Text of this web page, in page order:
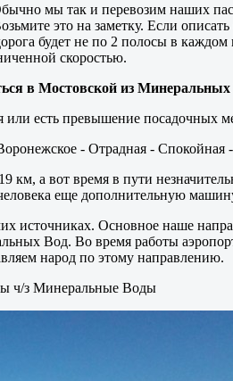
мы так и перевозим наших
это на заметку. Если
будет не по 2 полосы в
скоростью.
в Мостовской из
есть превышение посадочных
- Отрадная - Спокойная
км, а вот время в пути
еще дополнительную
источниках. Основное наше
Вод. Во время работы
народ по этому направлению.
ч/з Минеральные Воды